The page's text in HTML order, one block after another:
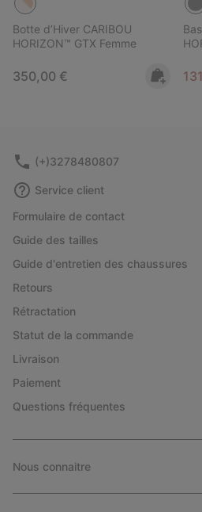
Botte d’Hiver CARIBOU
HORIZON™ GTX Femme
Regular price:
350,00 €
(+)3278480807
Service client
Formulaire de contact
Guide des tailles
Guide d'entretien des chaussures
Retours
Rétractation
Statut de la commande
Livraison
Paiement
Questions fréquentes
Nous connaitre